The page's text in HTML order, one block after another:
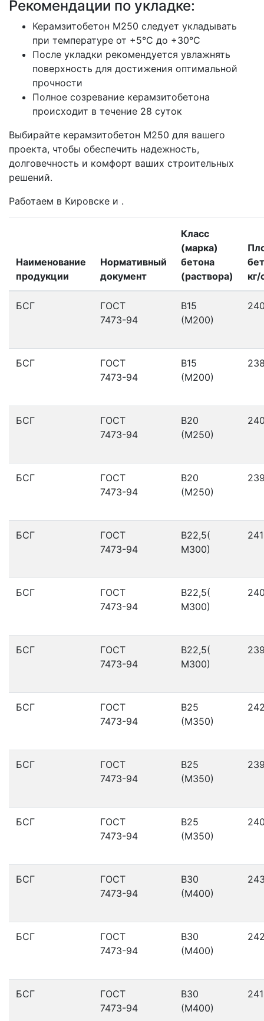
Рекомендации по укладке:
Керамзитобетон М250 следует укладывать
при температуре от +5°C до +30°C
После укладки рекомендуется увлажнять
поверхность для достижения оптимальной
прочности
Полное созревание керамзитобетона
происходит в течение 28 суток
Выбирайте керамзитобетон М250 для вашего
проекта, чтобы обеспечить надежность,
долговечность и комфорт ваших строительных
решений.
Работаем в Кировске и .
Наименование
продукции
Нормативный
документ
Класс
(марка)
бетона
(раствора)
кг/
БСГ
ГОСТ
7473-94
В15
(М200)
БСГ
ГОСТ
7473-94
В15
(М200)
БСГ
ГОСТ
7473-94
В20
(М250)
БСГ
ГОСТ
7473-94
В20
(М250)
БСГ
ГОСТ
7473-94
В22,5(
М300)
БСГ
ГОСТ
7473-94
В22,5(
М300)
БСГ
ГОСТ
7473-94
В22,5(
М300)
БСГ
ГОСТ
7473-94
В25
(М350)
БСГ
ГОСТ
7473-94
В25
(М350)
БСГ
ГОСТ
7473-94
В25
(М350)
БСГ
ГОСТ
7473-94
В30
(М400)
БСГ
ГОСТ
7473-94
В30
(М400)
БСГ
ГОСТ
7473-94
В30
(М400)